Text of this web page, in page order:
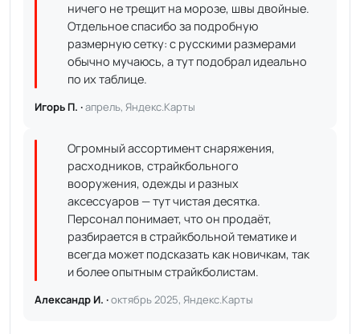
ничего не трещит на морозе, швы двойные.
Отдельное спасибо за подробную
размерную сетку: с русскими размерами
обычно мучаюсь, а тут подобрал идеально
по их таблице.
Игорь П. ·апрель, Яндекс.Карты
Огромный ассортимент снаряжения,
расходников, страйкбольного
вооружения, одежды и разных
аксессуаров — тут чистая десятка.
Персонал понимает, что он продаёт,
разбирается в страйкбольной тематике и
всегда может подсказать как новичкам, так
и более опытным страйкболистам.
Александр И. ·октябрь 2025, Яндекс.Карты